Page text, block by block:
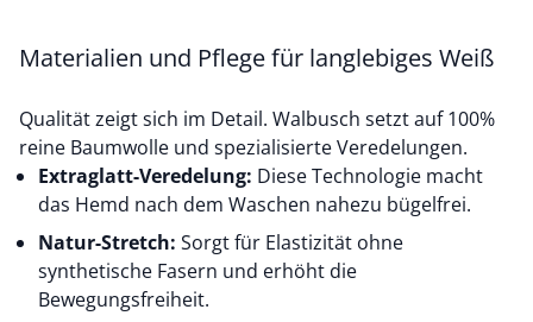
Materialien und Pflege für langlebiges Weiß
Qualität zeigt sich im Detail. Walbusch setzt auf 100%
reine Baumwolle und spezialisierte Veredelungen.
Extraglatt-Veredelung: Diese Technologie macht
das Hemd nach dem Waschen nahezu bügelfrei.
Natur-Stretch: Sorgt für Elastizität ohne
synthetische Fasern und erhöht die
Bewegungsfreiheit.